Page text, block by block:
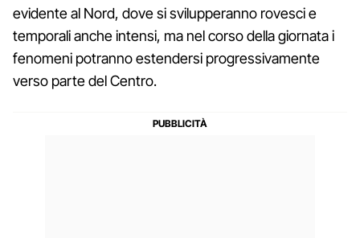
evidente al Nord, dove si svilupperanno rovesci e
temporali anche intensi, ma nel corso della giornata i
fenomeni potranno estendersi progressivamente
verso parte del Centro.